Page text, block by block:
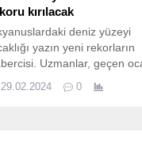
kırılacak
deniz yüzeyi
yazın yeni rekorların
Uzmanlar, geçen
bütün okyanusların 21,1
dereceyle ağustos
29.02.2024 0